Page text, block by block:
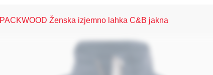
PACKWOOD Ženska izjemno lahka C&B jakna